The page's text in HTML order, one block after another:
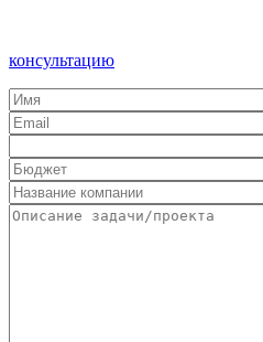
консультацию